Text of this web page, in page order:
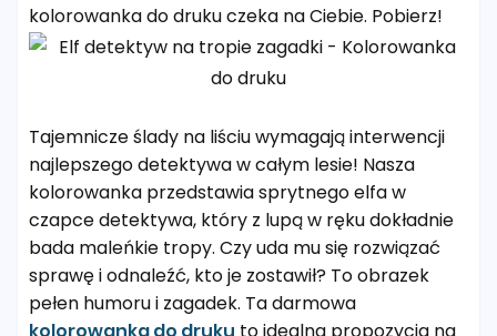
kolorowanka do druku czeka na Ciebie. Pobierz!
Tajemnicze ślady na liściu wymagają interwencji
najlepszego detektywa w całym lesie! Nasza
kolorowanka przedstawia sprytnego elfa w
czapce detektywa, który z lupą w ręku dokładnie
bada maleńkie tropy. Czy uda mu się rozwiązać
sprawę i odnaleźć, kto je zostawił? To obrazek
pełen humoru i zagadek. Ta darmowa